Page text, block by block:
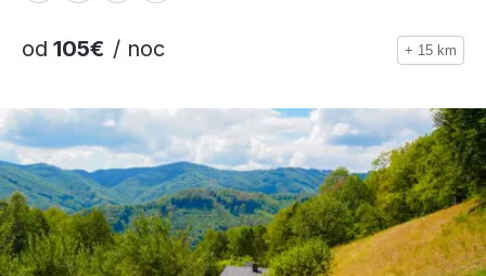
od 105€ / noc + 15 km